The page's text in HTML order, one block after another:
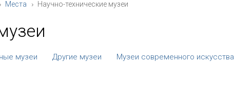
Места Научно-технические музеи
музеи Другие музеи Музеи современного искусства